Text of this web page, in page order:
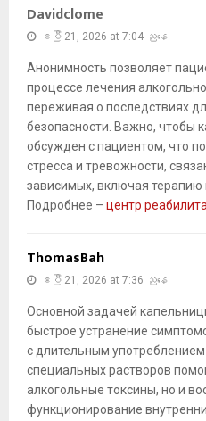
Davidclome
ဧပြီ 21, 2026 at 7:04 ညနေ
Анонимность позволяет
процессе лечения
переживая о последствиях
безопасности. Важно, чтобы
обсужден с пациентом, что
стресса и тревожности,
зависимых, включая терапию
Подробнее – центр
ThomasBah
ဧပြီ 21, 2026 at 7:36 ညနေ
Основной задачей
быстрое устранение
с длительным
специальных растворов
алкогольные токсины, но и
функционирование